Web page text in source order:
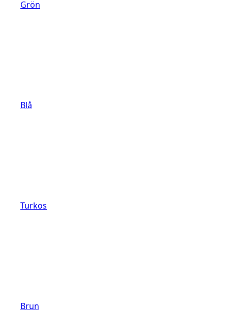
Grön
Blå
Turkos
Brun